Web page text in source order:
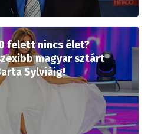
felett nincs élet?
magyar sztárt
Sylviáig!